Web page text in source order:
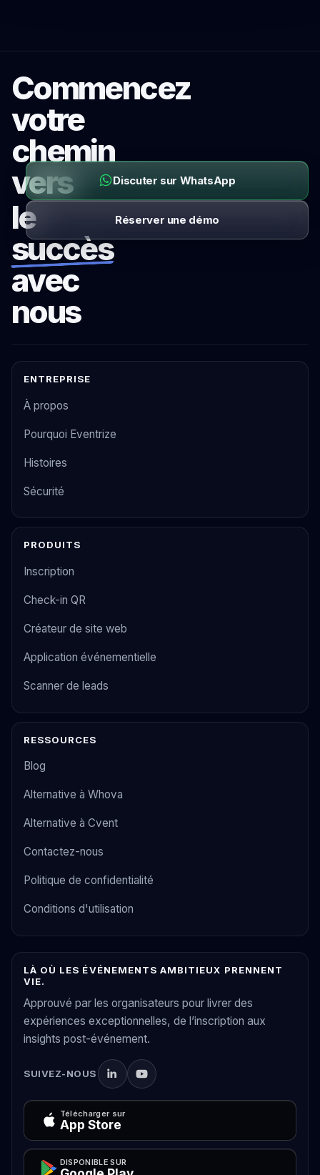
Commencez
votre
chemin
vers
le
succès
avec
nous
Discuter sur WhatsApp
Réserver une démo
ENTREPRISE
À propos
Pourquoi Eventrize
Histoires
Sécurité
PRODUITS
Inscription
Check-in QR
Créateur de site web
Application événementielle
Scanner de leads
RESSOURCES
Blog
Alternative à Whova
Alternative à Cvent
Contactez-nous
Politique de confidentialité
Conditions d'utilisation
LÀ OÙ LES ÉVÉNEMENTS AMBITIEUX PRENNENT
VIE.
Approuvé par les organisateurs pour livrer des
expériences exceptionnelles, de l’inscription aux
insights post-événement.
SUIVEZ-NOUS
Télécharger sur
App Store
DISPONIBLE SUR